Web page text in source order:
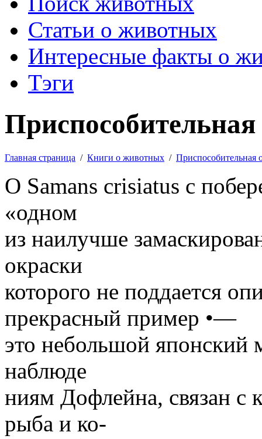
Статьи о животных
Интересные факты о
Тэги
Главная страница / Книги о животных / Приспособительная
О Samans crisiatus с
«одном
из наилучше
окраски
которого не поддается
прекрасный пример •—
это небольшой
наблюде
ниям Дофлейна, связан с
рыба и ко-